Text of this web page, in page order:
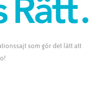
som gör det lätt att